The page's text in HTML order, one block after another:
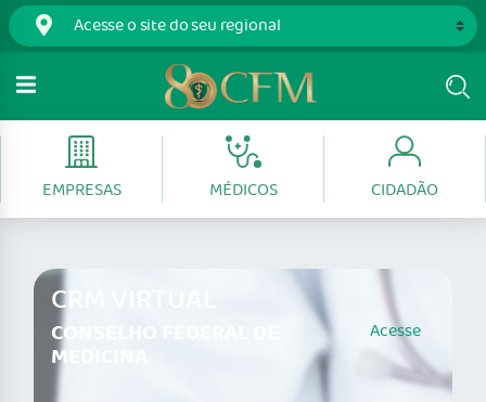
EMPRESAS MÉDICOS CIDADÃO
CRM VIRTUAL
CONSELHO FEDERAL DE
MEDICINA
Acesse